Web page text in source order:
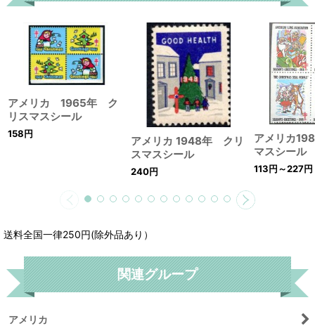
アメリカ 1965年 ク
リスマスシール
158円
アメリカ 1948年 クリ
スマスシール
240円
アメリカ
マスシール
113円～227円
送料全国一律250円(除外品あり）
関連グループ
アメリカ